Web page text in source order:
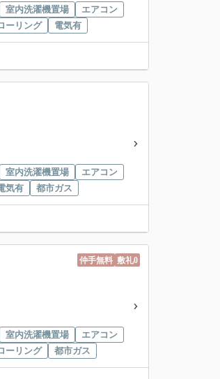
室内洗濯機置場
エアコン
ーリング 電気有
室内洗濯機置場
エアコン
気有 都市ガス
仲手無料 敷礼0
室内洗濯機置場
エアコン
ーリング 都市ガス